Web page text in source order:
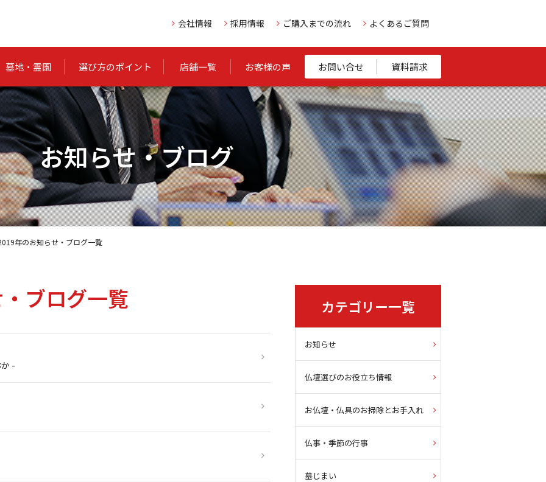
会社情報 採用情報 ご購入までの流れ よくあるご質問
墓地・霊園 選び方のポイント 店舗一覧 お客様の声 お問い合せ 資料請求
お知らせ・ブログ
年のお知らせ・ブログ一覧
ブログ一覧
-
カテゴリー一覧
お知らせ
仏壇選びのお役立ち情報
お仏壇・仏具のお掃除とお手入れ
仏事・季節の行事
墓じまい